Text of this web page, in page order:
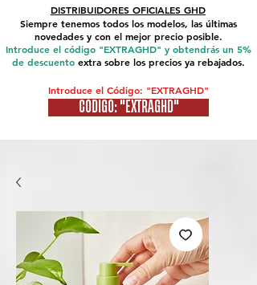
DISTRIBUIDORES OFICIALES GHD
Siempre tenemos todos los modelos, las últimas
novedades y con el mejor precio posible.
Introduce el código "EXTRAGHD" y obtendrás un 5%
de descuento extra sobre los precios ya rebajados.
Introduce el Código: "EXTRAGHD"
CÓDIGO: "EXTRAGHD"